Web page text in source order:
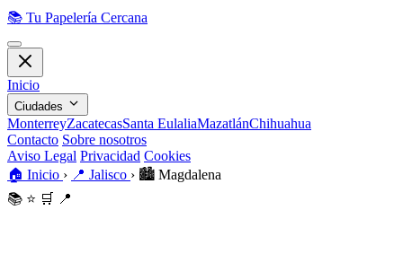
📚 Tu Papelería Cercana
Inicio
Ciudades
MonterreyZacatecasSanta EulaliaMazatlánChihuahua
Contacto Sobre nosotros
Aviso Legal Privacidad Cookies
🏠 Inicio › 📍 Jalisco › 🏙️ Magdalena
📚 ⭐ 🛒 📍